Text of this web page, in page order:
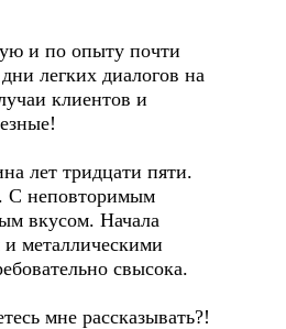
и по опыту почти
легких диалогов на
клиентов и
лет тридцати пяти.
С неповторимым
вкусом. Начала
металлическими
свысока.
мне рассказывать?!